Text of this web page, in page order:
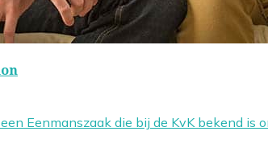
een Eenmanszaak die bij de KvK bekend